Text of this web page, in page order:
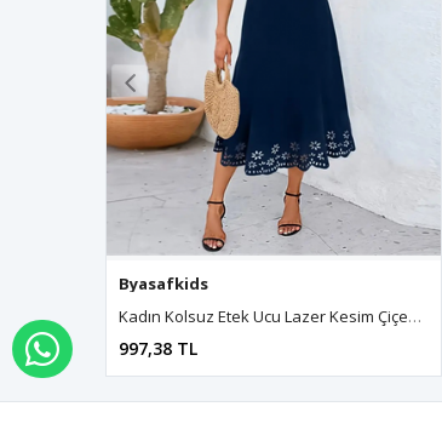
Byasafkids
Kadın Kolsuz Etek Ucu Lazer Kesim Çiçek Desenli Midi Boy Ithal Krep Elbise
997,38 TL
WHATSAPP İLE SİPARİŞ VER